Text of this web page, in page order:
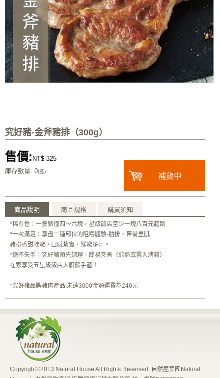
究好豬-金斧豬排（300g）
售價: NT$ 325
庫存數量: 0(盒)
補貨中
商品說明 商品規格 購買須知
*稀有性：一隻豬僅四～六塊，星級飯店至少一塊八百元起跳
*一次滿足：享盡二種部位的咀嚼體驗-肋排、帶骨里肌
豬排香甜軟嫩，口感紮實、鮮嫰多汁。
*絶不失手：究好豬預先調理，簡易烹煮（煎熱或置入烤箱）
在家享受五星級飯店大廚般手藝！
*究好豬品牌豬肉產品,未達3000金額運費為240元
Copyright©2013 Natural House All Rights Reserved. 自然屋集團Natural